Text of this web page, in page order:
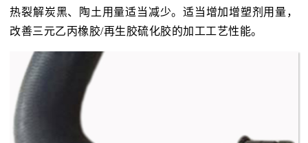
热裂解炭黑、陶土用量适当减少。适当增加增塑剂用量，
改善三元乙丙橡胶/再生胶硫化胶的加工工艺性能。